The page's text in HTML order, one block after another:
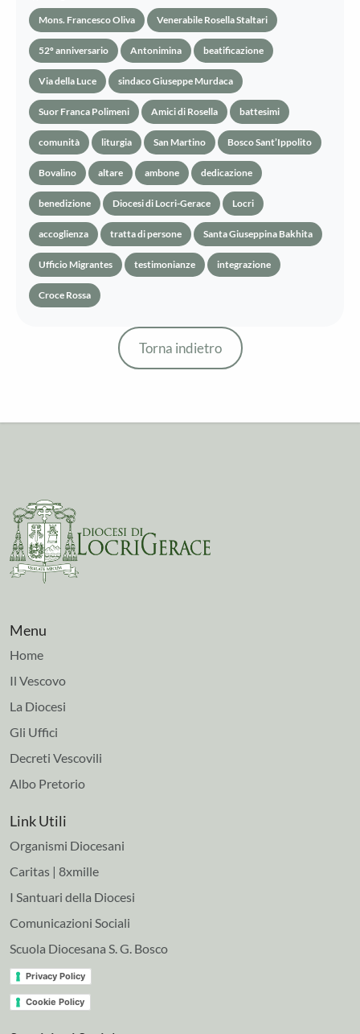
Mons. Francesco Oliva Venerabile Rosella Staltari
52º anniversario Antonimina beatificazione
Via della Luce sindaco Giuseppe Murdaca
Suor Franca Polimeni Amici di Rosella battesimi
comunità liturgia San Martino Bosco Sant’Ippolito
Bovalino altare ambone dedicazione
benedizione Diocesi di Locri-Gerace Locri
accoglienza tratta di persone Santa Giuseppina Bakhita
Ufficio Migrantes testimonianze integrazione
Croce Rossa
Torna indietro
Menu
Home
Il Vescovo
La Diocesi
Gli Uffici
Decreti Vescovili
Albo Pretorio
Link Utili
Organismi Diocesani
Caritas | 8xmille
I Santuari della Diocesi
Comunicazioni Sociali
Scuola Diocesana S. G. Bosco
Privacy Policy
Cookie Policy